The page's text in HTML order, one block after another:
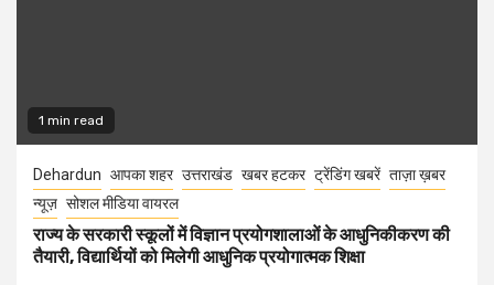
1 min read
Dehardun आपका शहर उत्तराखंड खबर हटकर ट्रेंडिंग खबरें ताज़ा ख़बर
न्यूज़ सोशल मीडिया वायरल
राज्य के सरकारी स्कूलों में विज्ञान प्रयोगशालाओं के आधुनिकीकरण की
तैयारी, विद्यार्थियों को मिलेगी आधुनिक प्रयोगात्मक शिक्षा